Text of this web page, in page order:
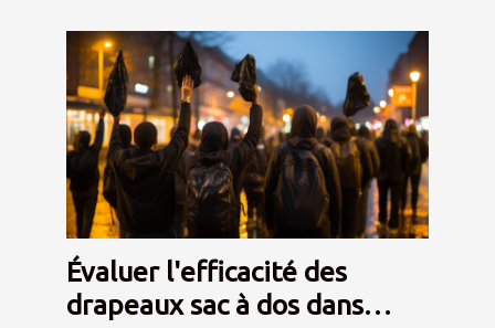
Évaluer l'efficacité des
drapeaux sac à dos dans